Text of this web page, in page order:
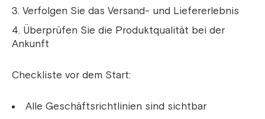
Verfolgen Sie das Versand- und Liefererlebnis
Überprüfen Sie die Produktqualität bei der
Ankunft
Checkliste vor dem Start:
Alle Geschäftsrichtlinien sind sichtbar